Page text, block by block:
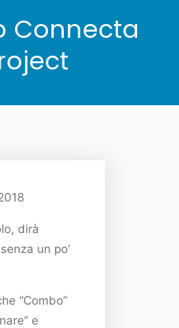
Connecta
dirà
un po’
“Combo”
e